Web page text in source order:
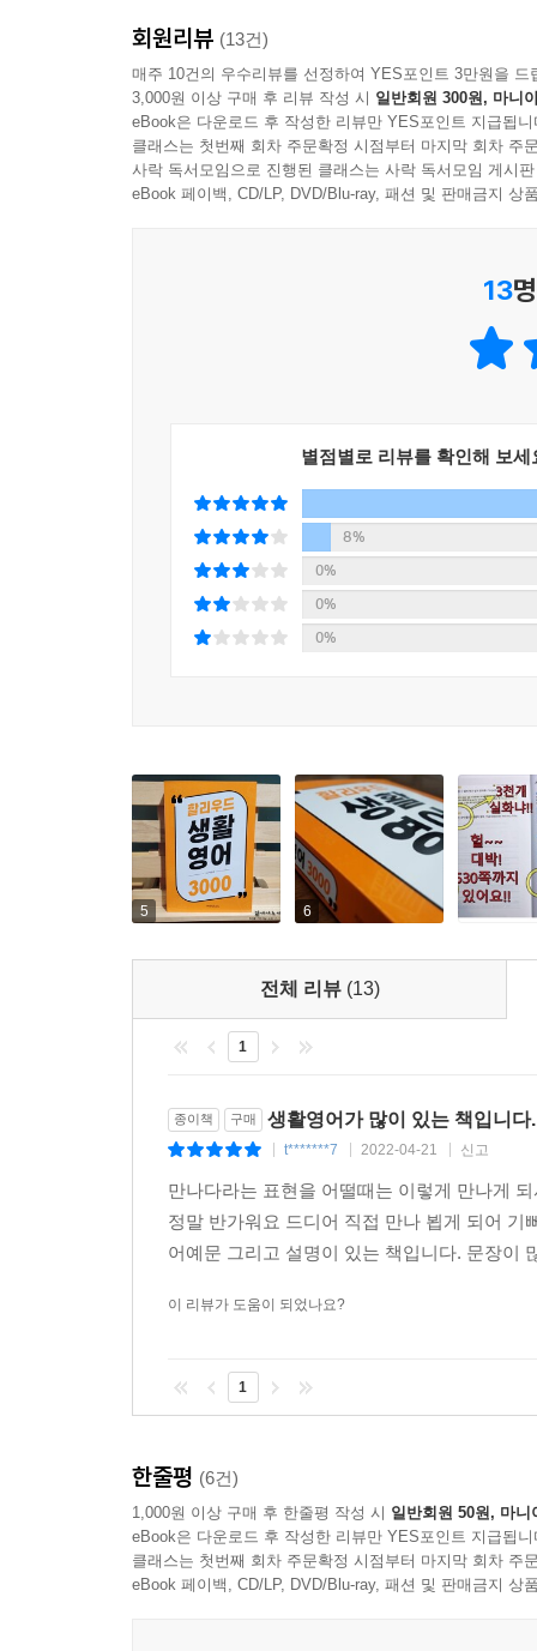
표현의 다양성도 크게 확보할 수 있다. QR코드 링
이외에도 ‘Check!’ 표현 추가 설명 등 이해를 돕는
회원리뷰 (13건)
매주 10건의 우수리뷰를 선정하여 YES포인트 3만원을 드
3,000원 이상 구매 후 리뷰 작성 시 일반회원 300원, 마니
eBook은 다운로드 후 작성한 리뷰만 YES포인트 지급됩니
클래스는 첫번째 회차 주문확정 시점부터 마지막 회차 주
사락 독서모임으로 진행된 클래스는 사락 독서모임 게시
eBook 페이백, CD/LP, DVD/Blu-ray, 패션 및 판매금지 상
13
별점별로 리뷰를 확인해 보세
8%
0%
0%
0%
5 6
전체 리뷰 (13)
1
종이책 구매 생활영어가 많이 있는 책입니다.
t*******7 2022-04-21 신고
만나다라는 표현을 어떨때는 이렇게 만나게
정말 반가워요 드디어 직접 만나 뵙게 되어
어예문 그리고 설명이 있는 책입니다. 문장이
이 리뷰가 도움이 되었나요?
1
한줄평 (6건)
1,000원 이상 구매 후 한줄평 작성 시 일반회원 50원, 마니
eBook은 다운로드 후 작성한 리뷰만 YES포인트 지급됩니
클래스는 첫번째 회차 주문확정 시점부터 마지막 회차 주
eBook 페이백, CD/LP, DVD/Blu-ray, 패션 및 판매금지 상